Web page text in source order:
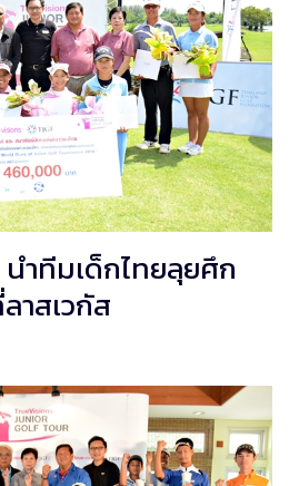
ำทีมเด็กไทยลุยศึก
าสเวกัส